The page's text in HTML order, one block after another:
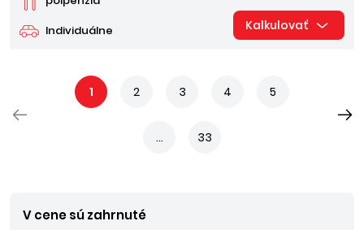
Individuálne Kalkulovať
1 2 3 4 5
... 33
V cene sú zahrnuté